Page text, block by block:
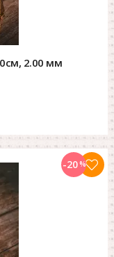
2.00 мм
-20%